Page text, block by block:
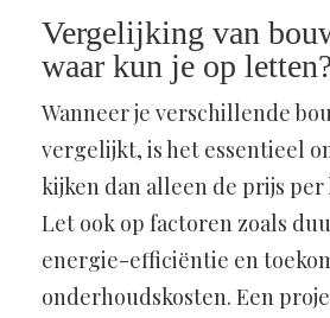
Vergelijking van
waar kun je op
Wanneer je verschillende
vergelijkt, is het essentieel
kijken dan alleen de prijs per
Let ook op factoren zoals
energie-efficiëntie en
onderhoudskosten. Een